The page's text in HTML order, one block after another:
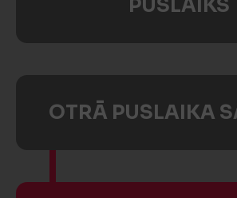
PUSLAIKS
OTRĀ PUSLAIKA